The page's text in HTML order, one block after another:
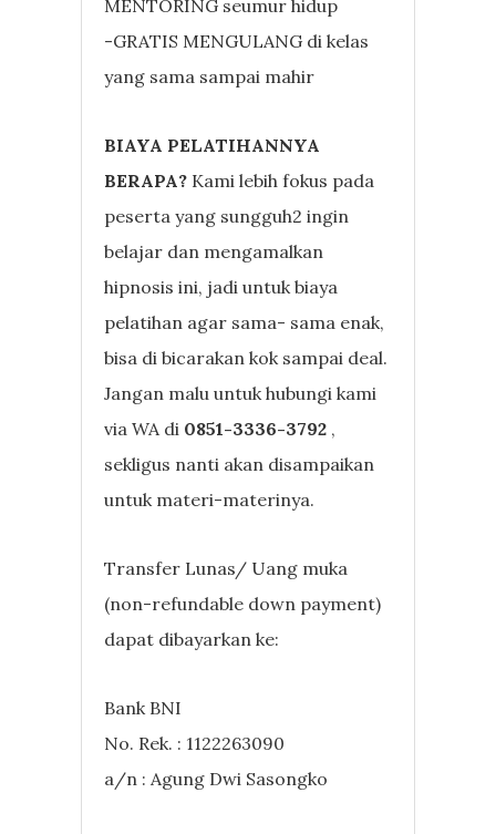
MENTORING seumur hidup
-GRATIS MENGULANG di kelas
yang sama sampai mahir
BIAYA PELATIHANNYA
BERAPA? Kami lebih fokus pada
peserta yang sungguh2 ingin
belajar dan mengamalkan
hipnosis ini, jadi untuk biaya
pelatihan agar sama- sama enak,
bisa di bicarakan kok sampai deal.
Jangan malu untuk hubungi kami
via WA di 0851-3336-3792 ,
sekligus nanti akan disampaikan
untuk materi-materinya.
Transfer Lunas/ Uang muka
(non-refundable down payment)
dapat dibayarkan ke:
Bank BNI
No. Rek. : 1122263090
a/n : Agung Dwi Sasongko